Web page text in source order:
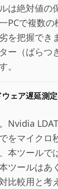
は絶対値の
PCで複数
を把握でき
ー（ばらつ
。
ェア遅延測
Nvidia
をマイクロ
本ツールで
ツールはあ
比較用と考